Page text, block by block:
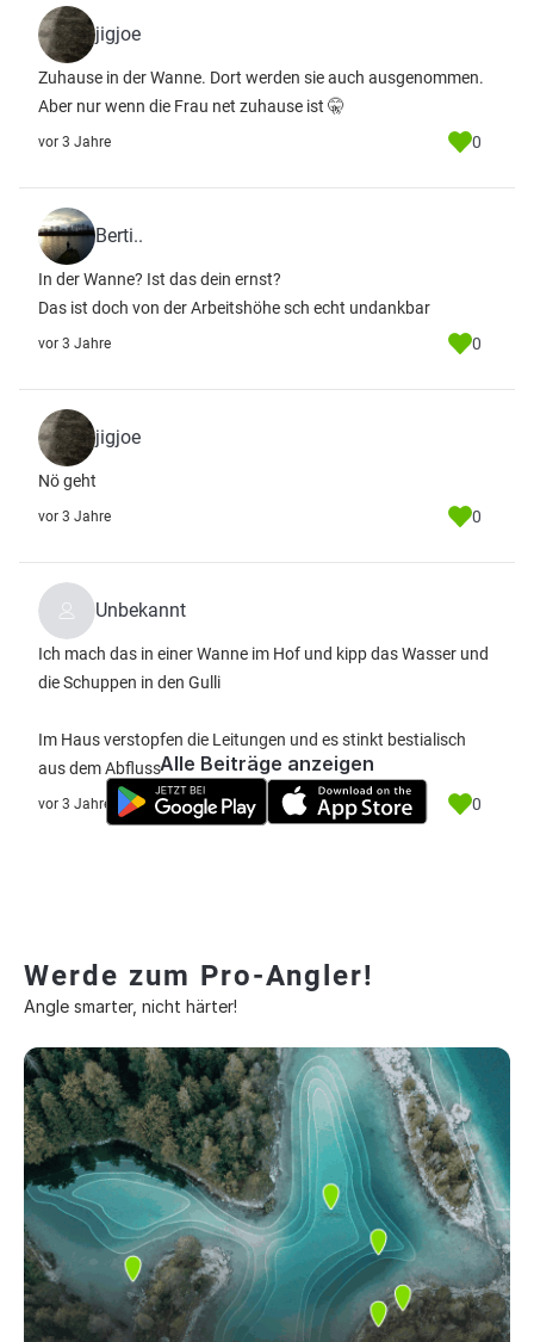
jigjoe
Zuhause in der Wanne. Dort werden sie auch ausgenommen.
Aber nur wenn die Frau net zuhause ist 🤫
vor 3 Jahre 0
Berti..
In der Wanne? Ist das dein ernst?
Das ist doch von der Arbeitshöhe sch echt undankbar
vor 3 Jahre 0
jigjoe
Nö geht
vor 3 Jahre 0
Unbekannt
Ich mach das in einer Wanne im Hof und kipp das Wasser und
die Schuppen in den Gulli
Im Haus verstopfen die Leitungen und es stinkt bestialisch
aus dem Abfluss
vor 3 Jahre 0
Alle Beiträge anzeigen
Werde zum Pro-Angler!
Angle smarter, nicht härter!